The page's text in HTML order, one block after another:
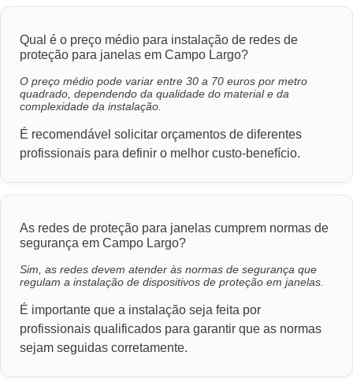
Qual é o preço médio para instalação de redes de
proteção para janelas em Campo Largo?
O preço médio pode variar entre 30 a 70 euros por metro
quadrado, dependendo da qualidade do material e da
complexidade da instalação.
É recomendável solicitar orçamentos de diferentes
profissionais para definir o melhor custo-benefício.
As redes de proteção para janelas cumprem normas de
segurança em Campo Largo?
Sim, as redes devem atender às normas de segurança que
regulam a instalação de dispositivos de proteção em janelas.
É importante que a instalação seja feita por
profissionais qualificados para garantir que as normas
sejam seguidas corretamente.